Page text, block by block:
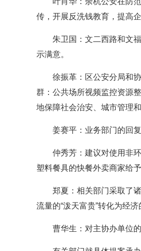
传，开展反洗钱教育，提高
朱卫国：文二西路和文
示满意。
徐振革：区公安分局和
群：公共场所视频监控资源
地保障社会治安、城市管理和
姜赛平：业务部门的回
仲秀芳：建议对使用非
塑料餐具的快餐外卖商家给
郑夏：相关部门采取了
流量的“泼天富贵”转化为经济
曹华生：对主协办单位